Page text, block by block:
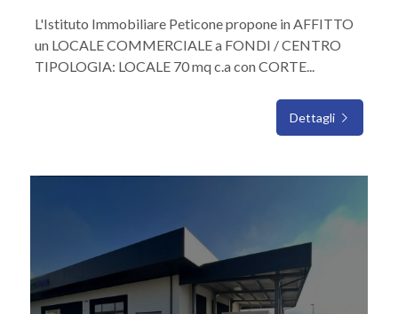
L'Istituto Immobiliare Peticone propone in AFFITTO
un LOCALE COMMERCIALE a FONDI / CENTRO
TIPOLOGIA: LOCALE 70 mq c.a con CORTE...
Dettagli